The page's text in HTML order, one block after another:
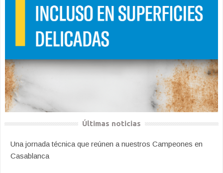
Últimas noticias
Una jornada técnica que reúnen a nuestros Campeones en
Casablanca